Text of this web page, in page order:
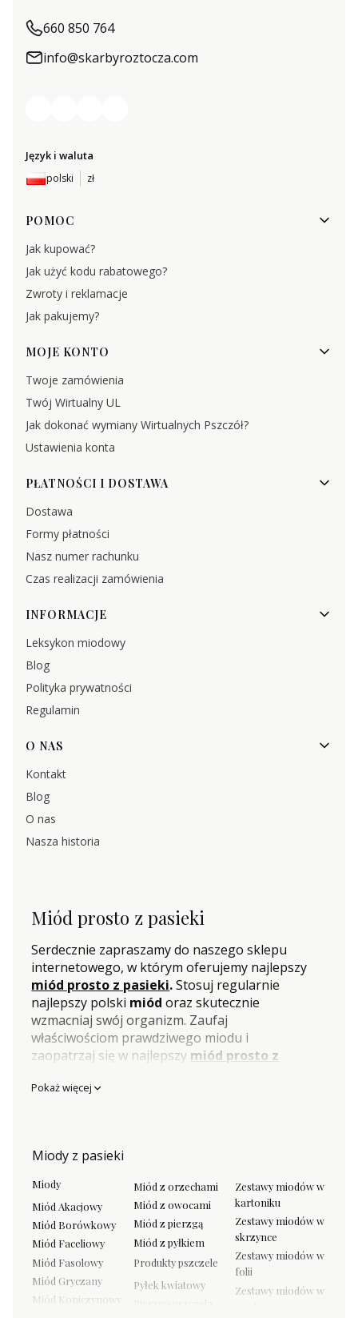
660 850 764
info@skarbyroztocza.com
Język i waluta
polski zł
Linki w stopce
POMOC
Jak kupować?
Jak użyć kodu rabatowego?
Zwroty i reklamacje
Jak pakujemy?
MOJE KONTO
Twoje zamówienia
Twój Wirtualny UL
Jak dokonać wymiany Wirtualnych Pszczół?
Ustawienia konta
PŁATNOŚCI I DOSTAWA
Dostawa
Formy płatności
Nasz numer rachunku
Czas realizacji zamówienia
INFORMACJE
Leksykon miodowy
Blog
Polityka prywatności
Regulamin
O NAS
Kontakt
Blog
O nas
Nasza historia
Miód prosto z pasieki
Serdecznie zapraszamy do naszego sklepu
internetowego, w którym oferujemy najlepszy
miód prosto z pasieki.Stosuj regularnie
najlepszy polski miódoraz skutecznie
wzmacniaj swój organizm. Zaufaj
właściwościom prawdziwego miodu i
zaopatrzaj się w najlepszy miód prosto z
Gwarantujemy bezpieczną dostawę do domu
miodu prosto z pasieki
pozwoliły nam na rozwój w skutecznym
miodu prosto z pasiekido
Twojego domu, a nawet paczkomatu :)
Miody Skarby Roztocza
Zaufaj nam. Na co dzień opiekujemy się
pszczołami i znamy się na miodzie. To właśnie
Pokaż więcej
Miody z pasieki
Miody
Miód Akacjowy
Miód Borówkowy
Miód Faceliowy
Miód Fasolowy
Miód Gryczany
Miód Koniczynowy
Miód z orzechami
Miód z owocami
Miód z pierzgą
Miód z pyłkiem
Produkty pszczele
Pyłek kwiatowy
Pierzga pszczela
Zestawy miodów w
kartoniku
Zestawy miodów w
skrzynce
Zestawy miodów w
folii
Zestawy miodów w